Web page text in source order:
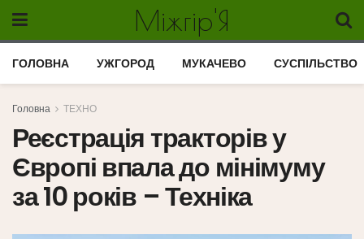
Міжгір'Я
ГОЛОВНА УЖГОРОД МУКАЧЕВО СУСПІЛЬСТВО
Головна ТЕХНО
Реєстрація тракторів у
Європі впала до мінімуму
за 10 років – Техніка